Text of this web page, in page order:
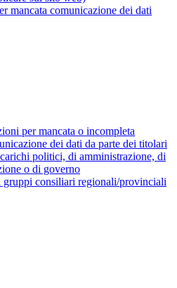
mancata comunicazione dei dati
per mancata o incompleta
dei dati da parte dei titolari
politici, di amministrazione, di
o di governo
gruppi consiliari regionali/provinciali